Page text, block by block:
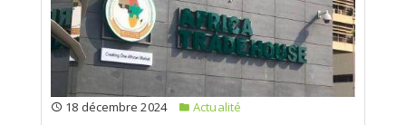
18 décembre 2024
Actualité